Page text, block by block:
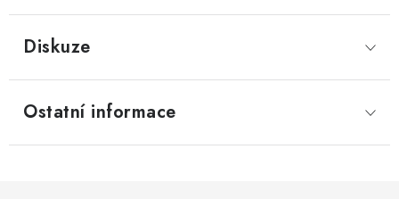
Diskuze
Ostatní informace